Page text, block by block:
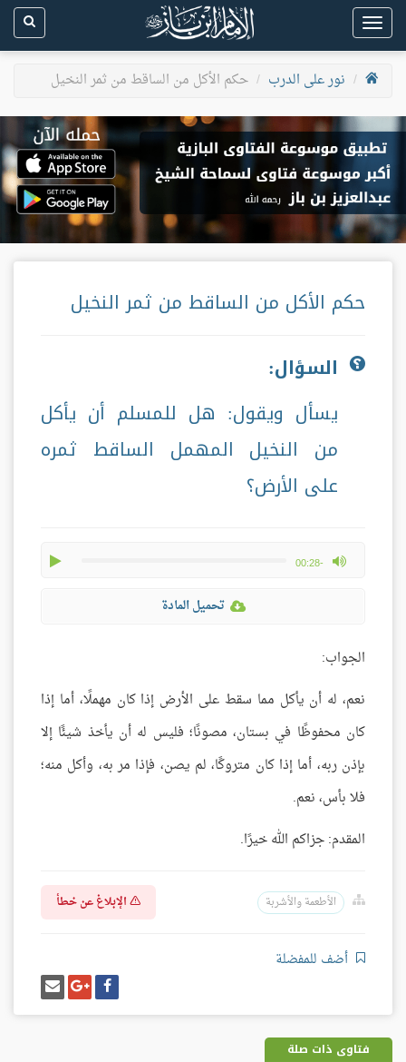
Toggle
navigation
نور على الدرب
حكم الأكل من الساقط من ثمر النخيل
حكم الأكل من الساقط من ثمر النخيل
السؤال:
يسأل ويقول: هل للمسلم أن يأكل
من النخيل المهمل الساقط ثمره
على الأرض؟
-00:28
max volume
تحميل المادة
الجواب:
نعم، له أن يأكل مما سقط على الأرض إذا كان مهملًا، أما إذا
كان محفوظًا في بستان، مصونًا؛ فليس له أن يأخذ شيئًا إلا
بإذن ربه، أما إذا كان متروكًا، لم يصن، فإذا مر به، وأكل منه؛
فلا بأس، نعم.
المقدم: جزاكم الله خيرًا.
الأطعمة والأشربة الإبلاغ عن خطأ
أضف للمفضلة
شارك
على
فيسبوك
شارك
على
غوغل
بلس
إرسل
إيميل
فتاوى ذات صلة